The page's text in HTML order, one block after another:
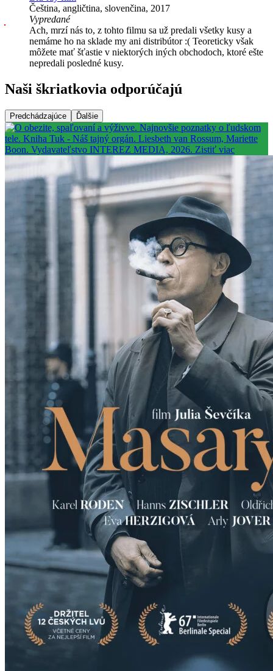
Čeština, angličtina, slovenčina, 2017
Vypredané
Ach, mrzí nás to, z tohto filmu sa už predali všetky kusy a
nemáme ho na sklade my ani distribútor :( Teoreticky však
môžete mať šťastie v niektorých iných obchodoch, ktoré ešte
nepredali posledné kusy.
Naši škriatkovia odporúčajú
Predchádzajúce Ďalšie